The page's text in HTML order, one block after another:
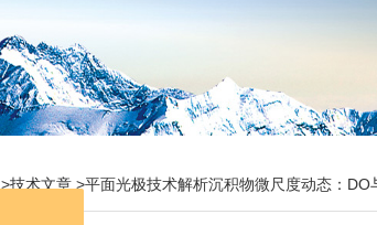
>技术文章 >平面光极技术解析沉积物微尺度动态：DO与pH参